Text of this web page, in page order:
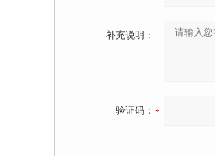
补充说明：
验证码：